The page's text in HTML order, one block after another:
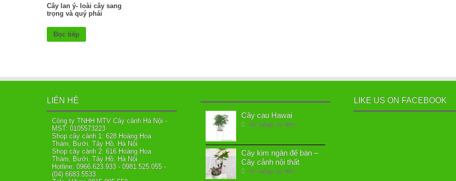
Cây lan ý- loài cây sang
trọng và quý phái
Đọc tiếp
LIÊN HỆ
Công ty TNHH MTV Cây cảnh Hà Nội -
MST: 0105573223
Shop cây cảnh 1: 628 Hoàng Hoa
Thám, Bưởi, Tây Hồ, Hà Nội
Shop cây cảnh 2: 616 Hoàng Hoa
Thám, Bưởi, Tây Hồ, Hà Nội
Hotline: 0966.623.933 - 0981.525.055 -
(04) 6683.5533
Cây cau Hawai
16 Tháng Tư, 2017
Cây kim ngân để bàn –
Cây cảnh nội thất
14 Tháng Tư, 2017
LIKE US ON FACEBOOK